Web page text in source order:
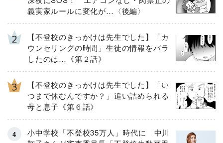
義実家ルールに変化が…〈後編〉
【不登校のきっかけは先生でした】「カ
ウンセリングの時間」生徒の情報をバラ
したのは…《第２話》
【不登校のきっかけは先生でした】「い
つまで休むんですか？」追い詰められる
母と息子《第６話》
小中学校「不登校35万人」時代に 中川